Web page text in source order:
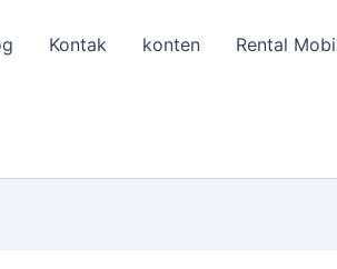
Kontak konten Rental